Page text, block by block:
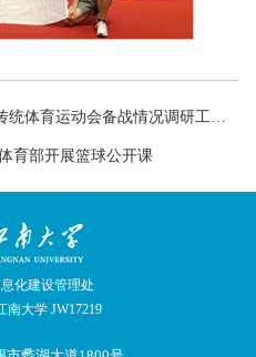
动会备战情况调研工作会在我校召开
育部开展篮球公开课
化建设管理处
南大学 JW17219